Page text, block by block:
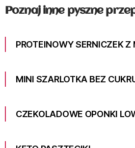
Poznaj inne pyszne
PROTEINOWY SERNICZEK
MINI SZARLOTKA BEZ
CZEKOLADOWE OPONKI